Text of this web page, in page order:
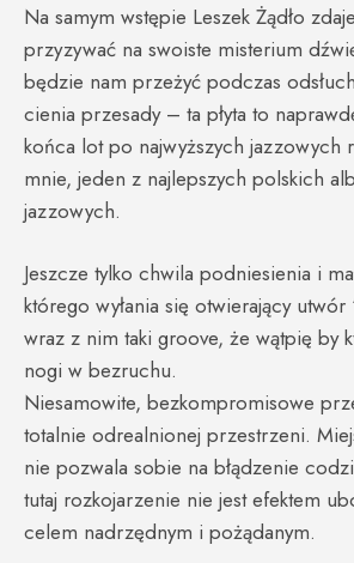
Na samym wstępie Leszek Żądło
przyzywać na swoiste misterium
będzie nam przeżyć podczas
cienia przesady – ta płyta to
końca lot po najwyższych jazzowych
mnie, jeden z najlepszych polskich
jazzowych.
Jeszcze tylko chwila podniesienia i
którego wyłania się otwierający utwór
wraz z nim taki groove, że wątpię by
nogi w bezruchu.
Niesamowite, bezkompromisowe
totalnie odrealnionej przestrzeni.
nie pozwala sobie na błądzenie
tutaj rozkojarzenie nie jest efektem
celem nadrzędnym i pożądanym.